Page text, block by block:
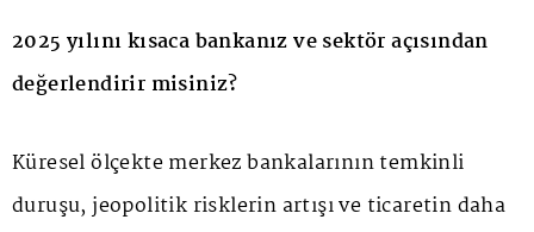
2025 yılını kısaca bankanız ve sektör açısından
değerlendirir misiniz?
Küresel ölçekte merkez bankalarının temkinli
duruşu, jeopolitik risklerin artışı ve ticaretin daha